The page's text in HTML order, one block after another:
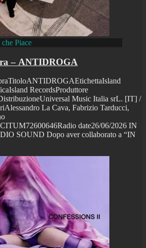
Piace
– ANTIDROGA
RecordsProduttore
Music Italia srL. [IT] /
La Cava, Fabrizio Tarducci,
date26/06/2026 IN
SOUND Dopo aver collaborato a “IN